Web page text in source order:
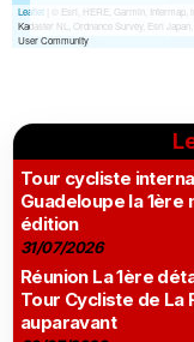
Tour cycliste
Guadeloupe la
édition
31/07/2026
Réunion La 1ère
Tour Cycliste de La
auparavant